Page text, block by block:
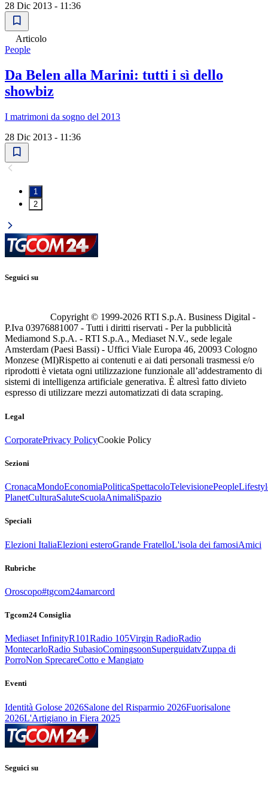
28 Dic 2013 - 11:36
Articolo
People
Da Belen alla Marini: tutti i sì dello
showbiz
I matrimoni da sogno del 2013
28 Dic 2013 - 11:36
1
2
Seguici su
Copyright © 1999-2026 RTI S.p.A. Business Digital -
P.Iva 03976881007 - Tutti i diritti riservati - Per la pubblicità
Mediamond S.p.A. - RTI S.p.A., Mediaset N.V., sede legale
Amsterdam (Paesi Bassi) - Uffici Viale Europa 46, 20093 Cologno
Monzese (MI)Rispetto ai contenuti e ai dati personali trasmessi e/o
riprodotti è vietata ogni utilizzazione funzionale all’addestramento di
sistemi di intelligenza artificiale generativa. È altresì fatto divieto
espresso di utilizzare mezzi automatizzati di data scraping.
Legal
CorporatePrivacy PolicyCookie Policy
Sezioni
CronacaMondoEconomiaPoliticaSpettacoloTelevisionePeople
PlanetCulturaSaluteScuolaAnimaliSpazio
Speciali
Elezioni ItaliaElezioni esteroGrande FratelloL'isola dei famosiAmici
Rubriche
Oroscopo#tgcom24amarcord
Tgcom24 Consiglia
Mediaset InfinityR101Radio 105Virgin RadioRadio
MontecarloRadio SubasioComingsoonSuperguidatvZuppa di
PorroNon SprecareCotto e Mangiato
Eventi
Identità Golose 2026Salone del Risparmio 2026Fuorisalone
2026L'Artigiano in Fiera 2025
Seguici su